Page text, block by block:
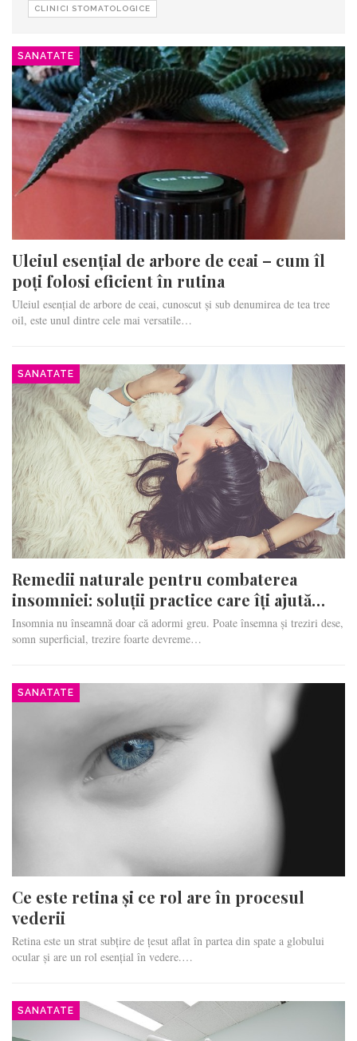
CLINICI STOMATOLOGICE
SANATATE
Uleiul esențial de arbore de ceai – cum îl
poți folosi eficient în rutina
Uleiul esențial de arbore de ceai, cunoscut și sub denumirea de tea tree
oil, este unul dintre cele mai versatile…
SANATATE
Remedii naturale pentru combaterea
insomniei: soluții practice care îți ajută…
Insomnia nu înseamnă doar că adormi greu. Poate însemna și treziri dese,
somn superficial, trezire foarte devreme…
SANATATE
Ce este retina și ce rol are în procesul
vederii
Retina este un strat subțire de țesut aflat în partea din spate a globului
ocular și are un rol esențial în vedere.…
SANATATE